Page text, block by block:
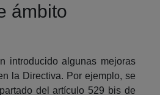
ámbito
introducido algunas mejoras
la Directiva. Por ejemplo, se
del artículo 529 bis de